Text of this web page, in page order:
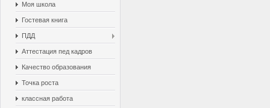
Моя школа
Гостевая книга
ПДД
Аттестация пед кадров
Качество образования
Точка роста
классная работа